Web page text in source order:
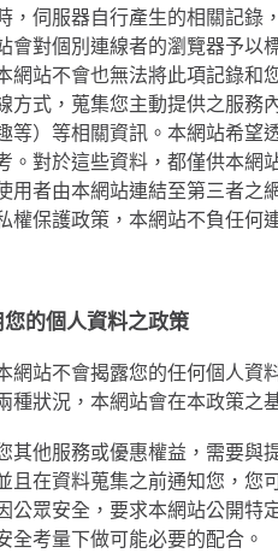
，伺服器自行產生的相關記錄
會對個別連線者的瀏覽器予以
網站不會也無法將此項記錄和
方式，蒐集您主動提供之服務
等）等相關資訊。本網站希望
。對於這些資料，都僅供本網
用者由本網站連結至第三者之
權保護政策，本網站不負任何
的個人資料之政策
網站不會揭露您的任何個人
種狀況，本網站會在本政策之
其他服務或優惠權益，需要與
且在資料蒐集之前通知您，您
公眾安全，要求本網站公開特
全考量下做可能必要的配合。